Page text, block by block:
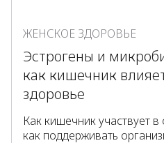
ЖЕНСКОЕ ЗДОРОВЬЕ
Эстрогены и
как кишечник
здоровье
Как кишечник участвует
как поддерживать